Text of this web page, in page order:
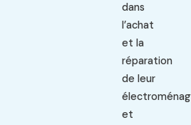
dans
l’achat
et la
réparation
de leur
et